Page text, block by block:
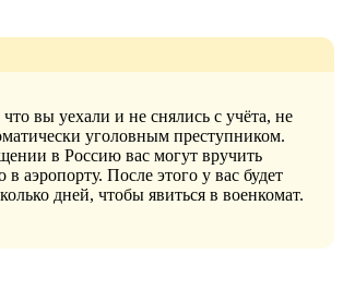
вы уехали и не снялись с учёта, не
уголовным преступником.
в Россию вас могут вручить
в аэропорту. После этого у вас будет
дней, чтобы явиться в военкомат.